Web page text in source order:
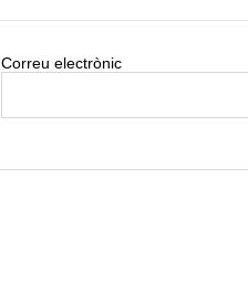
Correu electrònic